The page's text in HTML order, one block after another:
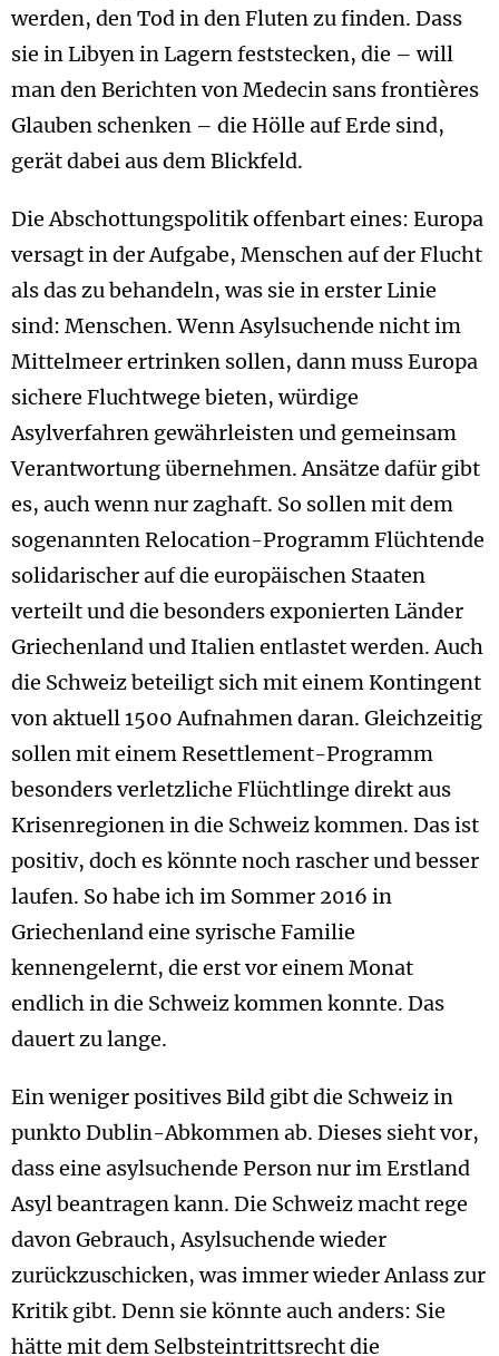
werden, den Tod in den Fluten zu finden. Dass
sie in Libyen in Lagern feststecken, die – will
man den Berichten von Medecin sans frontières
Glauben schenken – die Hölle auf Erde sind,
gerät dabei aus dem Blickfeld.
Die Abschottungspolitik offenbart eines: Europa
versagt in der Aufgabe, Menschen auf der Flucht
als das zu behandeln, was sie in erster Linie
sind: Menschen. Wenn Asylsuchende nicht im
Mittelmeer ertrinken sollen, dann muss Europa
sichere Fluchtwege bieten, würdige
Asylverfahren gewährleisten und gemeinsam
Verantwortung übernehmen. Ansätze dafür gibt
es, auch wenn nur zaghaft. So sollen mit dem
sogenannten Relocation-Programm Flüchtende
solidarischer auf die europäischen Staaten
verteilt und die besonders exponierten Länder
Griechenland und Italien entlastet werden. Auch
die Schweiz beteiligt sich mit einem Kontingent
von aktuell 1500 Aufnahmen daran. Gleichzeitig
sollen mit einem Resettlement-Programm
besonders verletzliche Flüchtlinge direkt aus
Krisenregionen in die Schweiz kommen. Das ist
positiv, doch es könnte noch rascher und besser
laufen. So habe ich im Sommer 2016 in
Griechenland eine syrische Familie
kennengelernt, die erst vor einem Monat
endlich in die Schweiz kommen konnte. Das
dauert zu lange.
Ein weniger positives Bild gibt die Schweiz in
punkto Dublin-Abkommen ab. Dieses sieht vor,
dass eine asylsuchende Person nur im Erstland
Asyl beantragen kann. Die Schweiz macht rege
davon Gebrauch, Asylsuchende wieder
zurückzuschicken, was immer wieder Anlass zur
Kritik gibt. Denn sie könnte auch anders: Sie
hätte mit dem Selbsteintrittsrecht die